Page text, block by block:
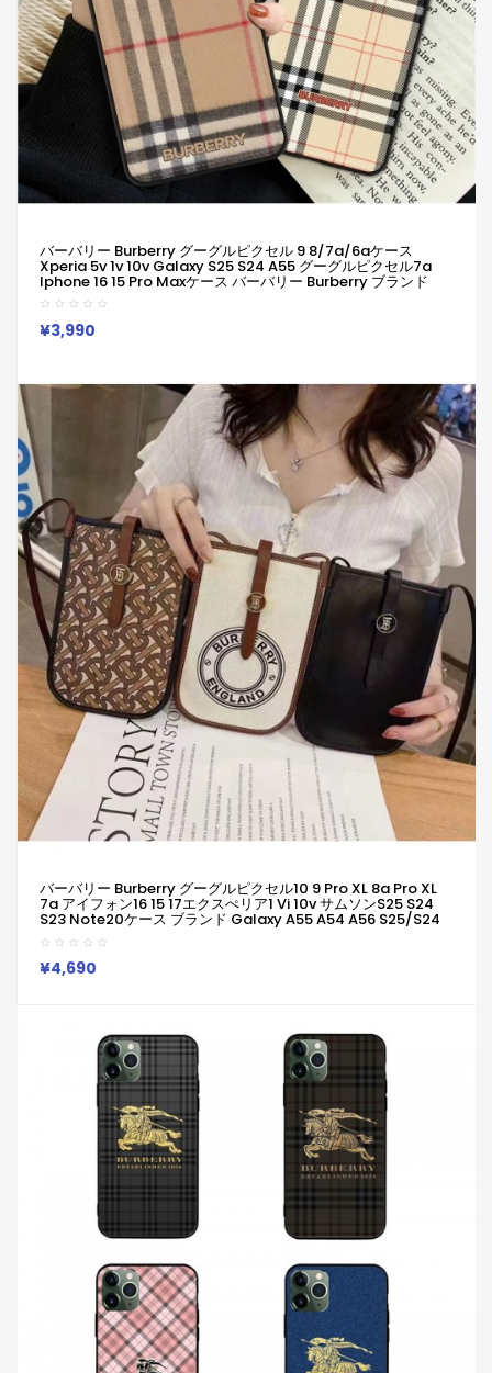
バーバリー Burberry グーグルピクセル 9 8/7a/6aケース
Xperia 5v 1v 10v Galaxy S25 S24 A55 グーグルピクセル7a
Iphone 16 15 Pro Maxケース バーバリー Burberry ブランド
Google Pixel 6a 7a 8 9 Pro スマホケース
Iphone/Galaxy/Google/Xperia/Pixelなど全機種対応
¥3,990
バーバリー Burberry グーグルピクセル10 9 Pro XL 8a Pro XL
7a アイフォン16 15 17エクスぺリア1 Vi 10v サムソンs25 S24
S23 Note20ケース ブランド Galaxy A55 A54 A56 S25/S24
Ultraケースバーバリー Burberryピクセル 8a Pro 7a
6/7/6a/9a 10ブランドケース Iphone17 16 15/14/13 保護カバ
ー男女兼用ジャケット型人気
¥4,690